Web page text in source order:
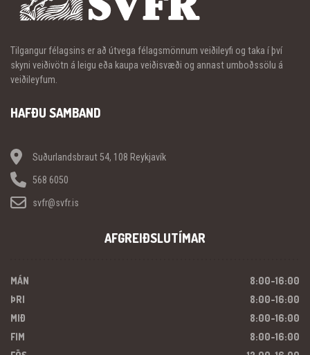
Tilgangur félagsins er að útvega félagsmönnum veiðileyfi og taka í því
skyni veiðivötn á leigu eða kaupa veiðisvæði og annast umboðssölu á
veiðileyfum.
HAFÐU SAMBAND
Suðurlandsbraut 54, 108 Reykjavík
568 6050
svfr@svfr.is
AFGREIÐSLUTÍMAR
MÁN
8:00-16:00
ÞRI
8:00-16:00
MIÐ
8:00-16:00
FIM
8:00-16:00